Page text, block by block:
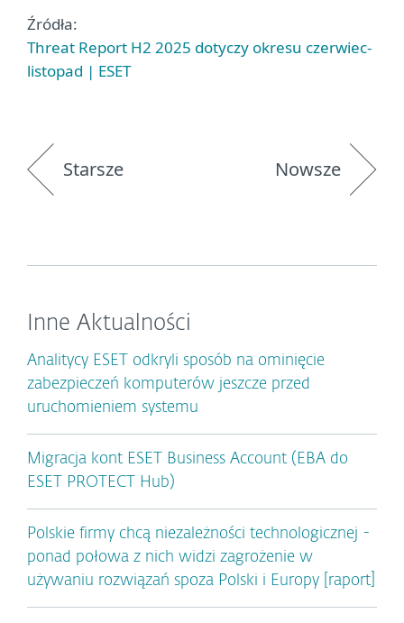
Źródła:
Threat Report H2 2025 dotyczy okresu czerwiec-
listopad | ESET
Starsze Nowsze
Inne Aktualności
Analitycy ESET odkryli sposób na ominięcie
zabezpieczeń komputerów jeszcze przed
uruchomieniem systemu
Migracja kont ESET Business Account (EBA do
ESET PROTECT Hub)
Polskie firmy chcą niezależności technologicznej -
ponad połowa z nich widzi zagrożenie w
używaniu rozwiązań spoza Polski i Europy [raport]